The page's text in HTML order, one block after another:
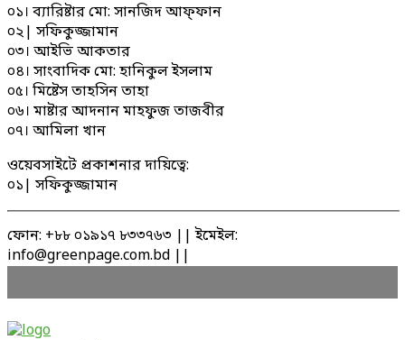
০১। ব্যারিষ্টার মো: সানজিদ আফ্ফান
০২| সফিকুজ্জামান
০৩। আইভি আকতার
০৪। সাংবাদিক মো: হানিকুল ইসলাম
০৫। মিষ্টেস তাহসিন তাহা
০৬। মাষ্টার আদনান মাহফুজ তাজবীর
০৭। আমিলা খান
ওয়েবসাইটে প্রকাশনার দায়িত্বে:
০১| সফিকুজ্জামান
ফোন: +৮৮ ০১৯১৭ ৮৩৩৭৬৩ || ইমেইল:
info@greenpage.com.bd ||